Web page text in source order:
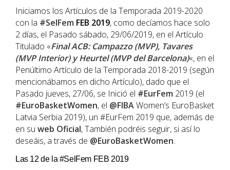
Iniciamos los Artículos de la Temporada 2019-2020
con la #SelFem FEB 2019, como decíamos hace solo
2 días, el Pasado sábado, 29/06/2019, en el Artículo
Titulado «Final ACB: Campazzo (MVP), Tavares
(MVP Interior) y Heurtel (MVP del Barcelona)«, en el
Penúltimo Artículo de la Temporada 2018-2019 (según
mencionábamos en dicho Artículo), dado que el
Pasado jueves, 27/06, se Inició el #EurFem 2019 (el
#EuroBasketWomen, el @FIBAWomen’s EuroBasket
Latvia Serbia 2019), un #EurFem 2019 que, además de
en su web Oficial, También podréis seguir, si así lo
deseáis, a través de @EuroBasketWomen.
Las 12 de la #SelFem FEB 2019